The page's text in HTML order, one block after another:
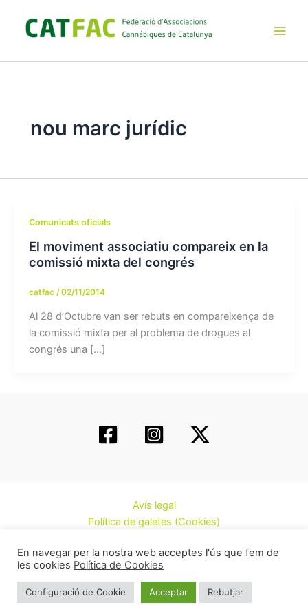
contenido
nou marc jurídic
Comunicats oficials
El moviment associatiu compareix en la
comissió mixta del congrés
catfac /02/11/2014
Al 28 d’Octubre van ser rebuts en compareixença de
la comissió mixta per al problema de drogues al
congrés una […]
Avís legal
Política de galetes (Cookies)
Contacte
Cannàbiques de Catalunya (CatFAC)
En navegar per la nostra web acceptes l'ús que fem de
les cookies Política de Cookies
Configuració de Cookie Acceptar Rebutjar